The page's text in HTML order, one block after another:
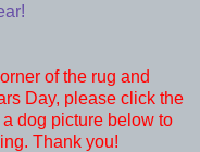
of the rug and
Day, please click the
dog picture below to
Thank you!